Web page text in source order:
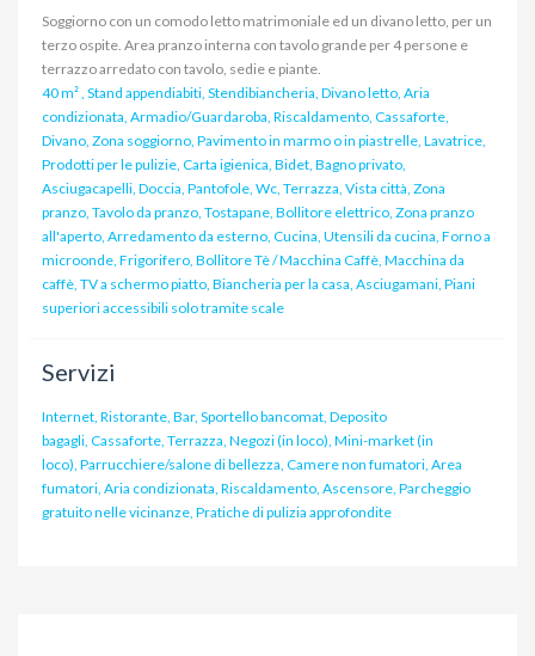
Soggiorno con un comodo letto matrimoniale ed un divano letto, per un
terzo ospite. Area pranzo interna con tavolo grande per 4 persone e
terrazzo arredato con tavolo, sedie e piante.
40 m², Stand appendiabiti, Stendibiancheria, Divano letto, Aria
condizionata, Armadio/Guardaroba, Riscaldamento, Cassaforte,
Divano, Zona soggiorno, Pavimento in marmo o in piastrelle, Lavatrice,
Prodotti per le pulizie, Carta igienica, Bidet, Bagno privato,
Asciugacapelli, Doccia, Pantofole, Wc, Terrazza, Vista città, Zona
pranzo, Tavolo da pranzo, Tostapane, Bollitore elettrico, Zona pranzo
all'aperto, Arredamento da esterno, Cucina, Utensili da cucina, Forno a
microonde, Frigorifero, Bollitore Tè / Macchina Caffè, Macchina da
caffè, TV a schermo piatto, Biancheria per la casa, Asciugamani, Piani
superiori accessibili solo tramite scale
Servizi
Internet, Ristorante, Bar, Sportello bancomat, Deposito
bagagli, Cassaforte, Terrazza, Negozi (in loco), Mini-market (in
loco), Parrucchiere/salone di bellezza, Camere non fumatori, Area
fumatori, Aria condizionata, Riscaldamento, Ascensore, Parcheggio
gratuito nelle vicinanze, Pratiche di pulizia approfondite